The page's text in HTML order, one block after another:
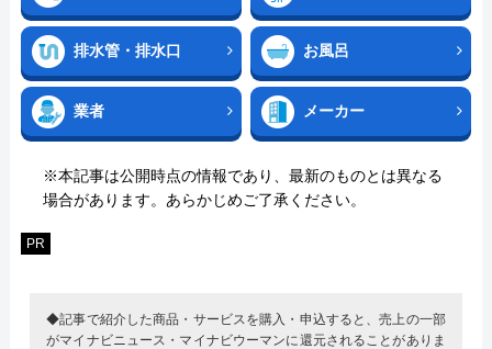
排水管・排水口 お風呂
業者 メーカー
※本記事は公開時点の情報であり、最新のものとは異なる
場合があります。あらかじめご了承ください。
PR
◆記事で紹介した商品・サービスを購入・申込すると、売上の一部
がマイナビニュース・マイナビウーマンに還元されることがありま